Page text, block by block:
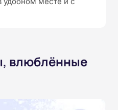
влюблённые